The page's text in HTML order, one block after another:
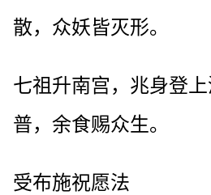
散，众妖皆灭形。
七祖升南宫，兆身登
普，余食赐众生。
受布施祝愿法